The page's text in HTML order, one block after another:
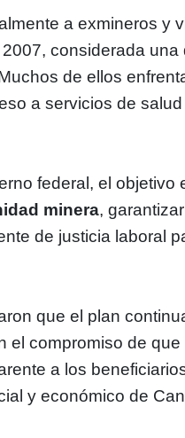
a exmineros y
considerada
de ellos
a servicios de
federal, el objetivo
minera,
de justicia laboral
que el plan
el compromiso de
a los
y económico de